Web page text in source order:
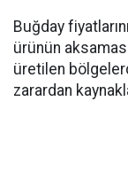
Buğday
ürünün
üretilen
zarardan